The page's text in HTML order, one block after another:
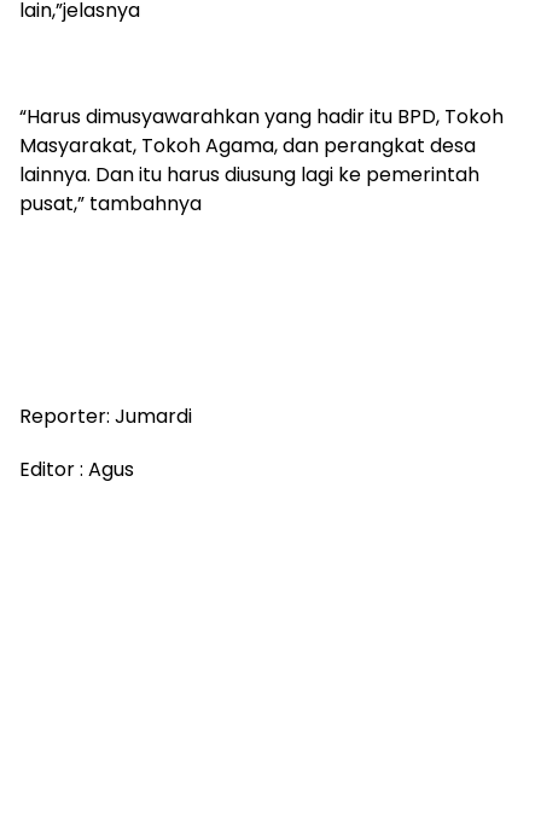
lain,”jelasnya
“Harus dimusyawarahkan yang hadir itu BPD, Tokoh
Masyarakat, Tokoh Agama, dan perangkat desa
lainnya. Dan itu harus diusung lagi ke pemerintah
pusat,” tambahnya
Reporter: Jumardi
Editor : Agus